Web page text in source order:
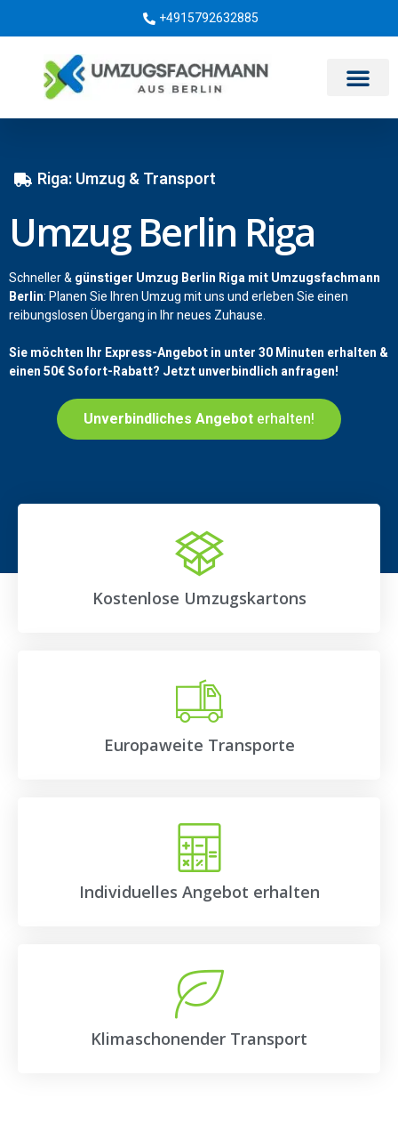
+4915792632885
Riga: Umzug & Transport
Umzug Berlin Riga
Schneller &günstiger Umzug Berlin Riga mit Umzugsfachmann
Berlin: Planen Sie Ihren Umzug mit uns und erleben Sie einen
reibungslosen Übergang in Ihr neues Zuhause.
Sie möchten Ihr Express-Angebot in unter 30 Minuten erhalten &
einen50€Sofort-Rabatt? Jetzt unverbindlich anfragen!
Unverbindliches Angebot erhalten!
Kostenlose Umzugskartons
Europaweite Transporte
Individuelles Angebot erhalten
Klimaschonender Transport